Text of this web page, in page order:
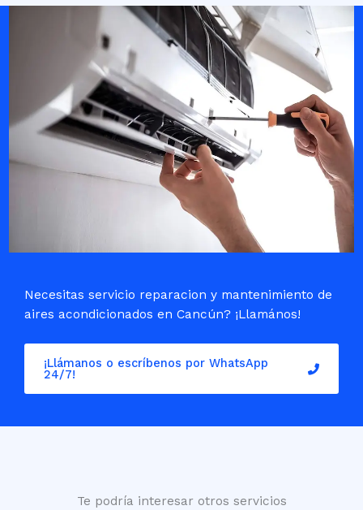
Necesitas servicio reparacion y mantenimiento de
aires acondicionados en Cancún? ¡Llamános!
¡Llámanos o escríbenos por WhatsApp
24/7!
Te podría interesar otros servicios